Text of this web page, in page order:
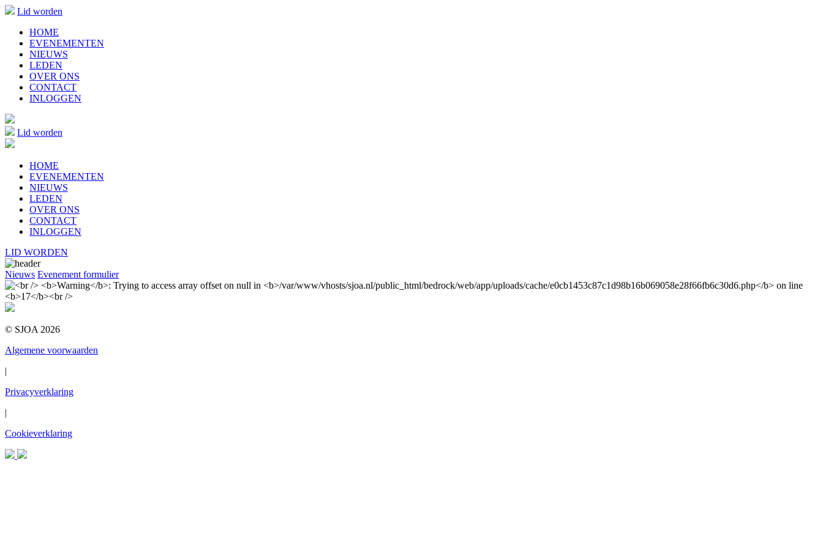
Lid worden
HOME
EVENEMENTEN
NIEUWS
LEDEN
OVER ONS
CONTACT
INLOGGEN
Lid worden
HOME
EVENEMENTEN
NIEUWS
LEDEN
OVER ONS
CONTACT
INLOGGEN
LID WORDEN
Nieuws Evenement formulier
© SJOA 2026
Algemene voorwaarden
|
Privacyverklaring
|
Cookieverklaring